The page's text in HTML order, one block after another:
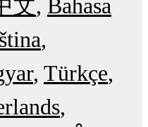
文 Bahasa
Türkçe